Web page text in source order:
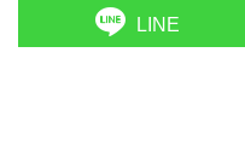
LINE